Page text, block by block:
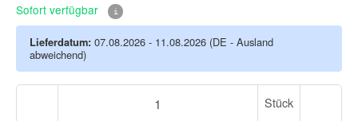
Sofort verfügbar
Lieferdatum: 07.08.2026 - 11.08.2026 (DE - Ausland
abweichend)
Stück